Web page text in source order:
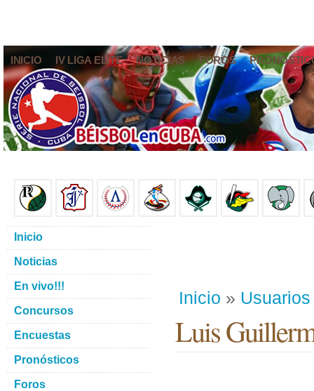
INICIO IV LIGA ELITE NOTICIAS FOROS
Inicio » Usuarios
Luis
Inicio
Noticias
En vivo!!!
Concursos
Encuestas
Pronósticos
Foros